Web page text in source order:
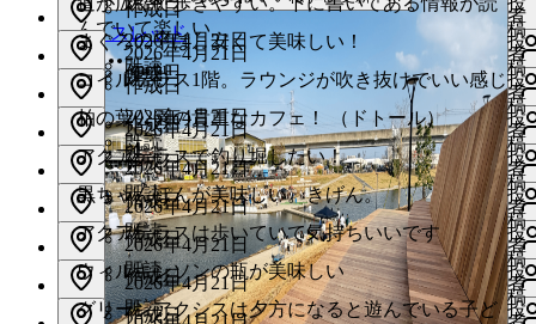
0
件
い
い
ね
更
ス
す
0
件
い
い
ね
更
で
す
0
件
い
い
ね
更
要
で
す
0
件
い
い
ね
が
必
要
で
す
0
件
い
い
ロ
グ
イ
ン
が
必
要
で
す
グ
イ
ン
が
必
要
で
す
0
件
る
に
は
ロ
グ
イ
ン
が
必
要
で
す
に
は
ロ
グ
イ
ン
が
必
要
で
す
る
に
は
ロ
グ
イ
ン
が
必
要
で
す
い
い
ね
す
る
に
は
ロ
座
る
と
こ
ろ
が
た
く
さ
ん
あ
る！
スレッド
menu
あ
り
い
い
ね
す
る
に
は
ロ
グ
情
報
あ
り
2026年4月21日
既読
い
い
ね
す
る
に
は
ロ
グ
置
情
報
あ
り
作成日
2026年4月21日
既読
者
い
い
ね
す
る
に
は
ロ
グ
位
置
情
報
あ
り
んでいて楽しい
作成日
2026年4月21日
既読
稿
者
い
い
ね
す
位
置
情
報
あ
り
まぐろの平は、安くて美味しい！
作成日
2026年4月21日
既読
投
稿
者
翔
い
い
ね
す
位
置
情
報
あ
り
コイルテラス1階。ラウンジが吹き抜けでいい感じ
作成日
2026年4月21日
既読
投
稿
者
い
位
置
情
報
あ
り
柏の葉公園の貴重なカフェ！ （ドトール）
作成日
2026年4月21日
既読
投
稿
者
い
位
置
情
報
あ
り
アクアテラスで釣り堀したい！
作成日
2026年4月21日
既読
投
稿
者
い
位
置
情
報
あ
黒ちゃんぽんが美味しい。きげん。
作成日
2026年4月21日
既読
投
稿
者
位
置
情
アクアテラスは歩いていて気持ちいいです
作成日
投
稿
者
位
ウィルキンソンの瓶が美味しい
作成日
投
稿
グリーンアクシスは夕方になると遊んでいる子ど 投